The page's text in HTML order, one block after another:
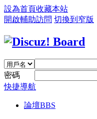
設為首頁收藏本站
開啟輔助訪問 切換到窄版
密碼
快捷導航
論壇BBS